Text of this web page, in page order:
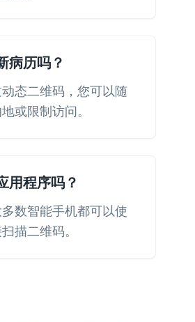
病历吗？
态二维码，您可以随
或限制访问。
用程序吗？
数智能手机都可以使
描二维码。